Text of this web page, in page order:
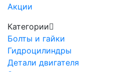
Акции
Категории
Болты и гайки
Гидроцилиндры
Детали двигателя